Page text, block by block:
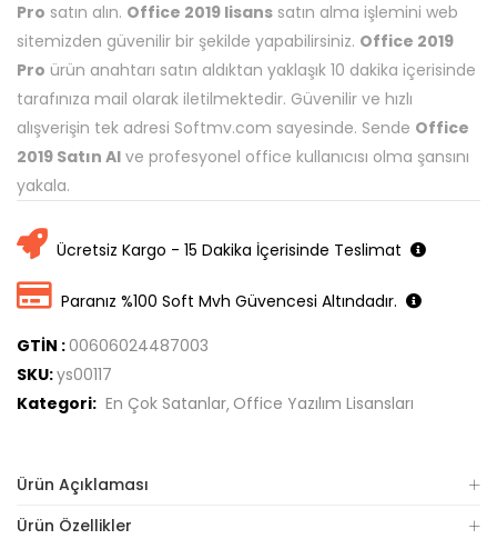
Pro satın alın. Office 2019 lisans satın alma işlemini web
sitemizden güvenilir bir şekilde yapabilirsiniz. Office 2019
Pro ürün anahtarı satın aldıktan yaklaşık 10 dakika içerisinde
tarafınıza mail olarak iletilmektedir. Güvenilir ve hızlı
alışverişin tek adresi Softmv.com sayesinde. Sende Office
2019 Satın Al ve profesyonel office kullanıcısı olma şansını
yakala.
Ücretsiz Kargo - 15 Dakika İçerisinde Teslimat
Paranız %100 Soft Mvh Güvencesi Altındadır.
GTİN :00606024487003
SKU:ys00117
Kategori: En Çok Satanlar Office Yazılım Lisansları
Ürün Açıklaması
Ürün Özellikler